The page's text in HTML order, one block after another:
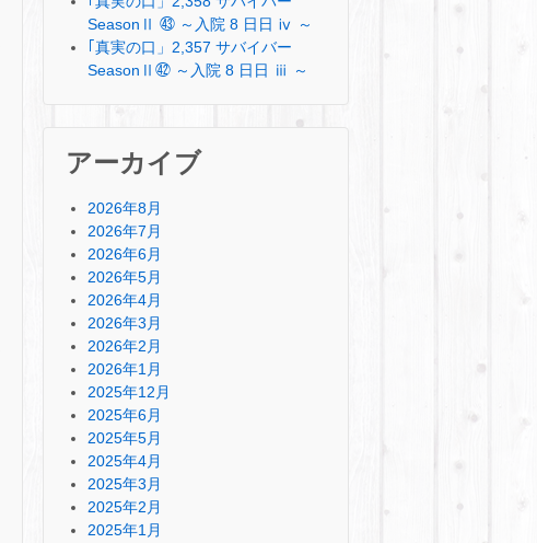
SeasonⅡ ㊸ ～入院 8 日日 ⅳ ～
｢真実の口」2,357 サバイバー
SeasonⅡ㊷ ～入院 8 日日 ⅲ ～
アーカイブ
2026年8月
2026年7月
2026年6月
2026年5月
2026年4月
2026年3月
2026年2月
2026年1月
2025年12月
2025年6月
2025年5月
2025年4月
2025年3月
2025年2月
2025年1月